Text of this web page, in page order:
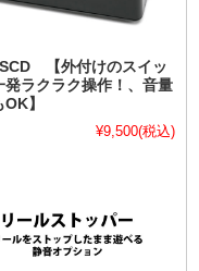
【外付けのスイッ
発ラクラク操作！、音量
】
¥9,500(税込)